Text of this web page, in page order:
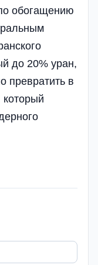
обогащению
до 20% уран,
превратить в